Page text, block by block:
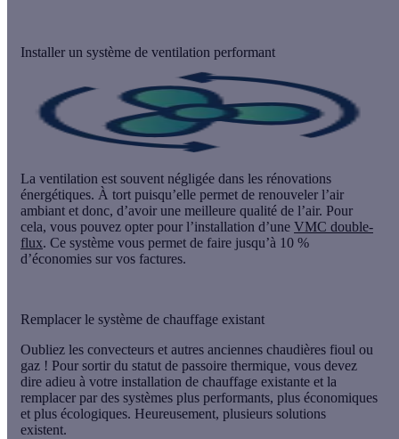
Installer un système de ventilation performant
La ventilation est souvent négligée dans les rénovations
énergétiques. À tort puisqu’elle permet de renouveler l’air
ambiant et donc, d’avoir une meilleure qualité de l’air. Pour
cela, vous pouvez opter pour l’installation d’une VMC double-
flux. Ce système vous permet de faire jusqu’à 10 %
d’économies sur vos factures.
Remplacer le système de chauffage existant
Oubliez les convecteurs et autres anciennes chaudières fioul ou
gaz ! Pour sortir du statut de passoire thermique, vous devez
dire adieu à votre installation de chauffage existante et la
remplacer par des systèmes plus performants, plus économiques
et plus écologiques. Heureusement, plusieurs solutions
existent.